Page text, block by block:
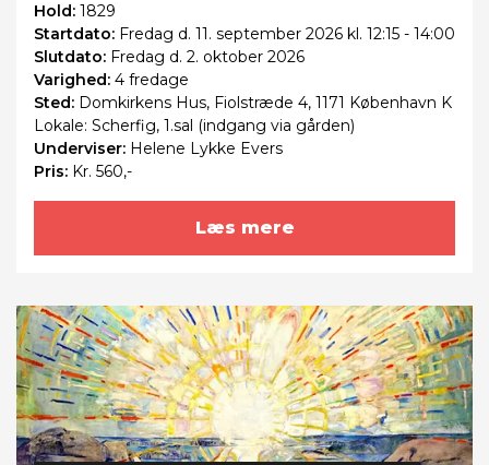
Hold: 1829
Startdato: Fredag d. 11. september 2026 kl. 12:15 - 14:00
Slutdato: Fredag d. 2. oktober 2026
Varighed: 4 fredage
Sted: Domkirkens Hus, Fiolstræde 4, 1171 København K
Lokale: Scherfig, 1.sal (indgang via gården)
Underviser: Helene Lykke Evers
Pris: Kr. 560,-
Læs mere